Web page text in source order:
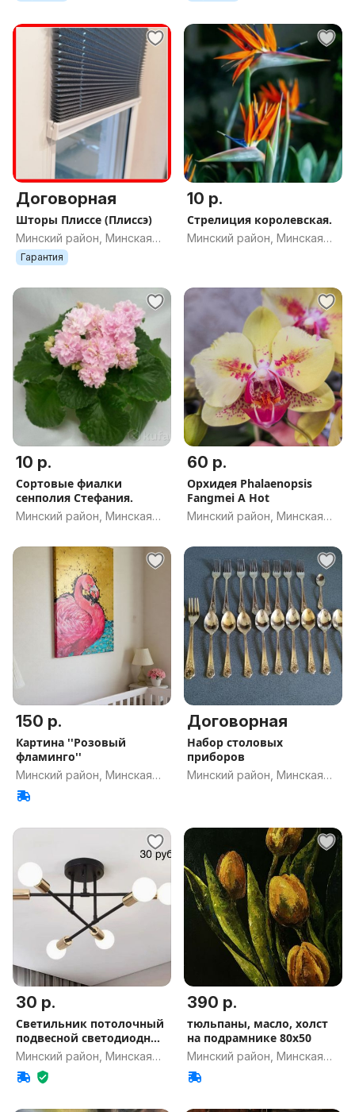
Договорная
Шторы Плиссе (Плиссэ)
Минский район, Минская
обл.
Гарантия
10 р.
Стрелиция королевская.
Минский район, Минская
10 р.
Сортовые фиалки
сенполия Стефания.
Минский район, Минская
60 р.
Орхидея Phalaenopsis
Fangmei A Hot
Минский район, Минская
150 р.
Картина ''Розовый
фламинго''
Минский район, Минская
обл.
Договорная
Набор столовых
приборов
Минский район, Минская
30 р.
Светильник потолочный
подвесной светодиодный
бра
Минский район, Минская
обл.
390 р.
тюльпаны, масло, холст
на подрамнике 80х50
Минский район, Минская
обл.